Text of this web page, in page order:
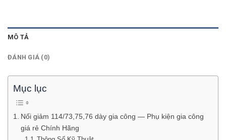
MÔ TẢ
ĐÁNH GIÁ (0)
Mục lục
Nối giảm 114/73,75,76 dày gia công — Phụ kiện gia công
giá rẻ Chính Hãng